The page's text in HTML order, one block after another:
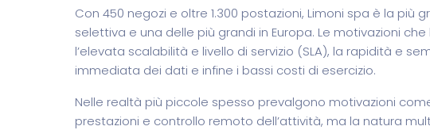
Con 450 negozi e oltre 1.300 postazioni, Limoni spa è la
selettiva e una delle più grandi in Europa. Le motivazioni
l’elevata scalabilità e livello di servizio (SLA), la rapidità e
immediata dei dati e infine i bassi costi di esercizio.
Nelle realtà più piccole spesso prevalgono motivazioni
prestazioni e controllo remoto dell’attività, ma la natura